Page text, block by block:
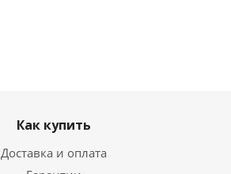
Как купить
Доставка и оплата